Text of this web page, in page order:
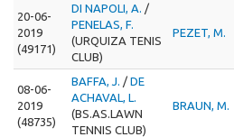
20-06-
2019
(49171)
DI NAPOLI, A. /
PENELAS, F.
(URQUIZA TENIS
CLUB)
PEZET, M.
08-06-
2019
(48735)
BAFFA, J. / DE
ACHAVAL, L.
(BS.AS.LAWN
TENNIS CLUB)
BRAUN, M.